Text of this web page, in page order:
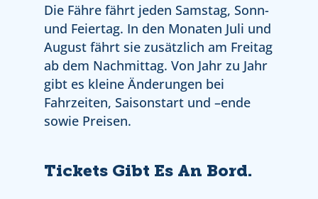
Die Fähre fährt jeden Samstag, Sonn-
und Feiertag. In den Monaten Juli und
August fährt sie zusätzlich am Freitag
ab dem Nachmittag. Von Jahr zu Jahr
gibt es kleine Änderungen bei
Fahrzeiten, Saisonstart und –ende
sowie Preisen.
Tickets Gibt Es An Bord.